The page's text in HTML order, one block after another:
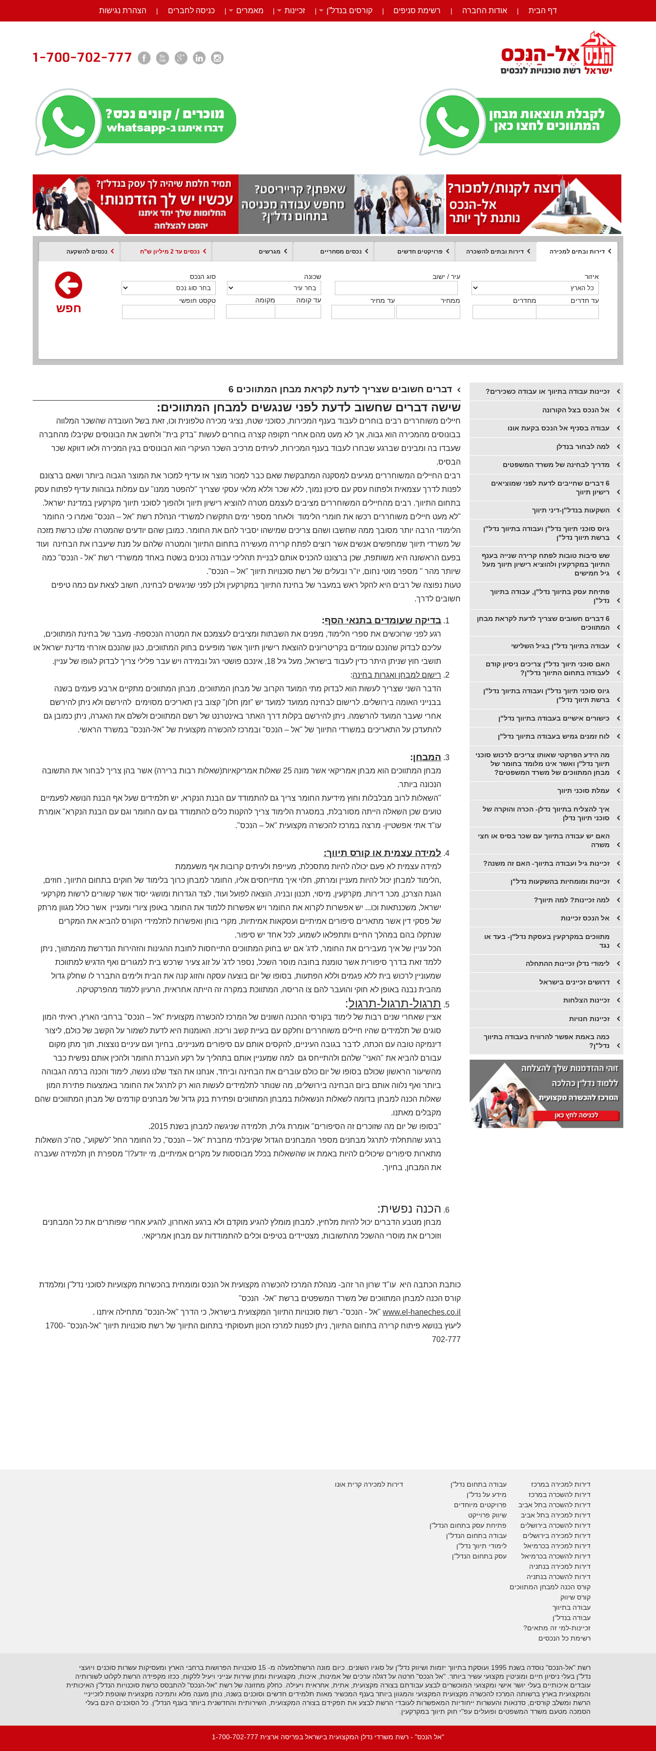
דף הבית | אודות החברה | רשימת סניפים | קורסים בנדל”ן | זכיינות | מאמרים | כניסה לחברים | הצהרת נגישות
דירות ובתים למכירה דירות ובתים להשכרה פרויקטים חדשים נכסים מסחריים מגרשים נכסים עד 2 מיליון ש”ח נכסים להשקעה
איזור
מחדרים עד חדרים
עיר / ישוב
ממחיר עד מחיר
שכונה
מקומה עד קומה
סוג הנכס
טקסט חופשי
חפש
איזור
מחדרים עד חדרים
עיר / ישוב
ממחיר עד מחיר
שכונה
מקומה עד קומה
סוג הנכס
טקסט חופשי
חפש
איזור
מחדרים עד חדרים
עיר / ישוב
ממחיר עד מחיר
שכונה
מקומה עד קומה
סוג הנכס
טקסט חופשי
חפש
איזור
סוג הנכס
עיר / ישוב
ממחיר עד מחיר
שכונה
מקומה עד קומה
סוג עסקה
טקסט חופשי
חפש
סוג הנכס ממחיר מקומה
חפש
איזור
מחדרים עד חדרים
עיר / ישוב
מקומה עד קומה
שכונה
טקסט חופשי
סוג הנכס
חפש
איזור
סוג הנכס
עיר / ישוב
ממחיר עד מחיר
שכונה
מקומה עד קומה
טקסט חופשי
חפש
6 דברים חשובים שצריך לדעת לקראת מבחן המתווכים
שישה דברים שחשוב לדעת לפני שנגשים למבחן המתווכים:
חיילים משוחררים רבים בוחרים לעבוד בענף המכירות, כסוכני שטח, נציגי מכירה טלפונית וכו, זאת בשל העובדה שהשכר המלווה
בבונוסים מהמכירה הוא גבוה, אך לא מעט מהם אחרי תקופה קצרה בוחרים לעשות "בדק בית" ולחשב את הבונוסים שקיבלו מהחברה
שעבדו בה ומבינים שברגע שבחרו לעבוד בענף המכירות, לעיתים מרכיב השכר העיקרי הוא הבונוסים בגין המכירה ולאו דווקא שכר
הבסיס.
רבים החיילים המשוחררים מגיעים למסקנה המתבקשת שאם כבר למכור מוצר אז עדיף למכור את המוצר הגבוה ביותר ושאם ברצונם
לפנות לדרך עצמאית ולפתוח עסק עם סיכון נמוך, ללא שכר וללא מלאי עסקי שצריך "להפטר ממנו" עם עמלות גבוהות עדיף לפתוח עסק
בתחום התיווך. רבים מהחיילים המשוחררים מציבים לעצמם מטרה להוציא רישיון תיווך ולהפוך לסוכני תיווך מקרקעין במדינת ישראל.
"לא מעט חיילים משוחררים רכשו את חומרי הלימוד ולאחר מספר ימים התקשרו למשרדי הנהלת רשת "אל – הנכס" ואמרו כי החומר
הלימודי הרבה יותר מסובך ממה שחשבו ושהם צריכים שמישהו יסביר להם את החומר. כמובן שהם יודעים שהמטרה שלנו כרשת מזכה
של משרדי תיווך שמחפשים אנשים אשר רוצים לפתח קרירה מעשירה בתחום התיווך והמטרה שלהם על מנת שיעברו את הבחינה ועוד
בפעם הראשונה היא משותפת, שכן ברצוננו להכניס אותם לבניית תהליכי עבודה נכונים בשטח באחד ממשרדי רשת "אל - הנכס" כמה
שיותר מהר " מספר מוטי נחום, יו"ר ובעלים של רשת סוכנויות תיווך "אל – הנכס".
טעות נפוצה של רבים היא להקל ראש במעבר של בחינת התיווך במקרקעין ולכן לפני שניגשים לבחינה, חשוב לצאת עם כמה טיפים
חשובים לדרך.
בדיקה שעומדים בתנאי הסף:
רגע לפני שרוכשים את ספרי הלימוד, מפנים את השבתות ומציבים לעצמכם את המטרה הנכספת- מעבר של בחינת המתווכים,
עליכם לבדוק שהנכם עומדים בקריטריונים להוצאת רישיון תיווך אשר מופיעים בחוק המתווכים, כגון שהנכם אזרחי מדינת ישראל או
תושבי חוץ שניתן היתר כדין לעבוד בישראל, מעל גיל 18, אינכם פושטי רגל ובמידה ויש עבר פלילי צריך לבדוק לגופו של עניין.
רישום למבחן ואגרות בחינה:
הדבר השני שצריך לעשות הוא לבדוק מתי המועד הקרוב של מבחן המתווכים, מבחן המתווכים מתקיים ארבע פעמים בשנה
בבנייני האומה בירושלים. לרישום לבחינה ממועד למועד יש "זמן חלון" קצוב בין תאריכים מסוימים להירשם ולא ניתן להירשם
אחרי שעבר המועד להרשמה. ניתן להירשם בקלות דרך האתר באינטרנט של רשם המתווכים ולשלם את האגרה, ניתן כמובן גם
להתעדכן על התאריכים במשרדי התיווך של "אל – הנכס" ובמרכז להכשרה מקצועית של "אל-הנכס" במשרד הראשי.
המבחן:
מבחן המתווכים הוא מבחן אמריקאי אשר מונה 25 שאלות אמריקאיות(שאלות רבות ברירה) אשר בהן צריך לבחור את התשובה
הנכונה ביותר.
"השאלות לרוב מבלבלות וחוץ מידיעת החומר צריך גם להתמודד עם הבנת הנקרא, יש תלמידים שעל אף הבנת הנושא לפעמיים
טועים שכן השאלה הייתה מסורבלת, במסגרת הלימוד צריך להקנות כלים להתמודד גם עם החומר וגם עם הבנת הנקרא" אומרת
עו"ד אתי אפשטיין- מרצה במרכז להכשרה מקצועית "אל – הנכס".
למידה עצמית או קורס תיווך:
למידה עצמית לא פעם יכולה להיות מתסכלת, מעייפת ולעיתים קרובות אף משעממת
,הלימוד למבחן יכול להיות מעניין ומרתק, תלוי איך מתייחסים אליו, החומר למבחן כרוך בלימוד של חוקים בתחום התיווך, חוזים,
הגנת הצרכן, מכר דירות, מקרקעין, מיסוי, תכנון ובניה, הוצאה לפועל ועוד, לצד הגדרות ומושגי יסוד אשר קשורים לרשות מקרקעי
ישראל, משכנתאות וכו... יש אפשרות לקרוא את החומר ויש אפשרות ללמוד את החומר באופן ציורי ומעניין אשר כולל מגוון מרתק
של פסקי דין אשר מתארים סיפורים אמיתיים ועסקאות אמיתיות, מקרי בוחן ואפשרות לתלמידי הקורס להביא את המקרים
שנתקלו בהם במהלך החיים ותתפלאו לשמוע, לכל אחד יש סיפור.
הכל עניין של איך מעבירים את החומר, לדג' אם יש בחוק המתווכים התייחסות לחובת ההגינות והזהירות הנדרשת מהמתווך, ניתן
ללמד זאת בדרך סיפורית אשר טומנת בחובה מוסר השכל, נספר לדג' על זוג צעיר שרכש בית למגורים ואף הדגיש למתווכת
שמעוניין לרכוש בית ללא פגמים וללא הפתעות, בסופו של יום בוצעה עסקה והזוג קנה את הבית ולימים התברר לו שחלק גדול
מהבית נבנה באופן לא חוקי והועבר להם צו הריסה, המתווכת במקרה זה הייתה אחראית, הרעיון ללמוד מהפרקטיקה.
תרגול-תרגול-תרגול:
אציין שאחרי שנים רבות של לימוד בקורסי ההכנה השונים של המרכז להכשרה מקצועית "אל – הנכס" ברחבי הארץ, ראיתי המון
סוגים של תלמידים שהיו חיילים משוחררים וחלקם עם בעיית קשב וריכוז. האומנות היא לדעת לשמור על הקשב של כולם, ליצור
דינמיקה טובה עם הכתה, לדבר בגובה העיניים, להקסים אותם עם סיפורים מעניינים, בחיוך ועם עיניים נוצצות, תוך מתן מקום
עבורם להביא את "האני" שלהם ולהתייחס גם למה שמעניין אותם בתהליך על רקע העברת החומר ולהכין אותם נפשית כבר
מהשיעור הראשון שכולם בסופו של יום כולם עוברים את הבחינה וביחד, אנחנו את הצד שלנו נעשה, לימוד והכנה ברמה הגבוהה
ביותר ואף נלווה אותם ביום הבחינה בירושלים, מה שנותר לתלמידים לעשות הוא רק לתרגל את החומר באמצעות פתירת המון
שאלות הכנה למבחן בדומה לשאלות הנשאלות במבחן המתווכים ופתירת בנק גדול של מבחנים קודמים של מבחן המתווכים שהם
מקבלים מאתנו.
"בסופו של יום מה שזוכרים זה הסיפורים" אומרת גלית, תלמידה שניגשה למבחן בשנת 2015.
ברגע שהתחלתי לתרגל מבחנים מספר המבחנים הגדול שקיבלתי מחברת "אל – הנכס", כל החומר החל "לשקוע", סה"כ השאלות
מתארות סיפורים שיכולים להיות באמת או שהשאלות בכלל מבוססות על מקרים אמיתיים, מי יודע?!" מספרת חן תלמידה שעברה
את המבחן, בחיוך.
הכנה נפשית:
מבחן מטבע הדברים יכול להיות מלחיץ, למבחן מומלץ להגיע מוקדם ולא ברגע האחרון, להגיע אחרי שפותרים את כל המבחנים
וזוכרים את מוסרי ההשכל מהתשובות, מצטיידים בטיפים וכלים להתמודדות עם מבחן אמריקאי.
כותבת הכתבה היא עו"ד שרון הר זהב- מנהלת המרכז להכשרה מקצועית אל הנכס ומומחית בהכשרות מקצועיות לסוכני נדל"ן ומלמדת
קורס הכנה למבחן המתווכים של משרד המשפטים ברשת "אל- הנכס"
www.el-haneches.co.il"אל - הנכס"- רשת סוכנויות התיווך המקצועית בישראל, כי הדרך "אל-הנכס" מתחילה איתנו .
ליעוץ בנושא פיתוח קרירה בתחום התיווך, ניתן לפנות למרכז הכוון תעסוקתי בתחום התיווך של רשת סוכנויות תיווך "אל-הנכס" 1700-
702-777
זכיינות עבודה בתיווך או עבודה כשכירים?
אל הנכס בצל הקורונה
עבודה בסניף אל הנכס בקעת אונו
למה לבחור בנדלן
מדריך לבחינה של משרד המשפטים
6 דברים שחייבים לדעת לפני שמוציאים
רישיון תיווך
השקעות בנדל"ן-דיני תיווך
גיוס סוכני תיווך נדל"ן ועבודה בתיווך נדל"ן
ברשת תיווך נדל"ן
שש סיבות טובות לפתח קרירה שנייה בענף
התיווך במקרקעין ולהוציא רישיון תיווך מעל
גיל חמישים
פתיחת עסק בתיווך נדל"ן, עבודה בתיווך
נדל"ן
6 דברים חשובים שצריך לדעת לקראת מבחן
המתווכים
עבודה בתיווך נדל"ן בגיל השלישי
האם סוכני תיווך נדל"ן צריכים ניסיון קודם
לעבודה בתחום התיווך נדל"ן?
גיוס סוכני תיווך נדל"ן ועבודה בתיווך נדל"ן
ברשת תיווך נדל"ן
כישורים אישיים בעבודה בתיווך נדל"ן
לוח זמנים גמיש בעבודה בתיווך נדל"ן
מה הידע הפרקטי שאותו צריכים לרכוש סוכני
תיווך נדל"ן ואשר אינו מלומד בחומר של
מבחן המתווכים של משרד המשפטים?
עמלת סוכני תיווך
​איך להצליח בתיווך נדלן- הכרה והוקרה של
סוכני תיווך נדלן
האם יש עבודה בתיווך עם שכר בסיס או חצי
משרה
זכיינות גיל ועבודה בתיווך- האם זה משנה?
זכיינות ומומחיות בהשקעות נדל"ן
למה זכיינות? למה תיווך?
אל הנכס זכיינות
מתווכים במקרקעין בעסקת נדל"ן- בעד או
נגד
לימודי נדלן זכיינות ההתחלה
דרושים זכיינים בישראל
זכיינות הצלחות
זכיינות חנויות
כמה באמת אפשר להרוויח בעבודה בתיווך
נדל"ן?
דירות למכירה קרית אונו
דירות למכירה במרכז
דירות להשכרה במרכז
דירות להשכרה בתל אביב
דירות למכירה בתל אביב
דירות להשכרה בירושלים
דירות למכירה בירושלים
דירות למכירהבכרמיאל
דירות להשכרהבכרמיאל
דירות למכירה בנתניה
דירות להשכרה בנתניה
קורס הכנה למבחן המתווכים
קורס שיווק
עבודה בתיווך
עבודה בנדל"ן
זכיינות-למי זה מתאים?
עבודה בתחום נדל"ן
מידע על נדל"ן
פרויקטים מיוחדים
שיווק פרוייקט
פתיחת עסק בתחום הנדל"ן
עבודה בתחום הנדל"ן
לימודי תיווך נדל"ן
עסק בתחום הנדל"ן
רשימת כל הנכסים
רשת "אל-הנכס" נוסדה בשנת 1995 ועוסקת בתיווך יזמות ושיווק נדל"ן על סוגיו השונים. כיום מונה הרשתלמעלה מ- 15 סוכנויות הפרושות ברחבי הארץ ומעסיקות עשרות סוכנים ויועצי
נדל"ן בעלי ניסיון חיים ומוניטין מקצועי עשיר ביותר. "אל הנכס" חרטה על דגלה ערכים של אמינות, איכות, מקצועיות ומתן שירות ענייני ויעיל ללקוח, ככזו מקפידה הרשת לקלוט לשורותיה
עובדים איכותיים בעלי יושר אישי ומקצועי המוכשרים לבצע עבודתם בצורה מקצועית, אתית, אחראית ויעילה. כחלק מחזונה של רשת "אל-הנכס" להתבסס כרשת סוכנויות הנדל"ן האיכותית
והמקצועית בארץ ברשותה המרכז להכשרה מקצועית המקצועי והמגוון ביותר בענף המכשיר מאות תלמידים חדשים וסוכנים בשנה, נותן מענה מלא ותמיכה מקצועית שוטפת לזכייניי
הרשת ומשלב קורסים, סדנאות והעשרות ייחודיות המאפשרות לעובדי הרשת לבצע את תפקידם בצורה המקצועית, השירותית והחדשנית ביותר בענף הנדל"ן. כל הסוכנים הינם בעלי
הסמכה מטעם משרד המשפטים ופועלים עפ"י חוק תיווך במקרקעין.
"אל הנכס" - רשת משרדי נדלן המקצועית בישראל בפריסה ארצית 1-700-702-777